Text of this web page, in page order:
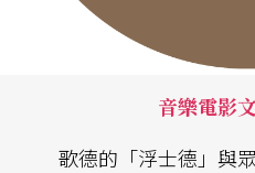
音樂電影
歌德的「浮士德」與